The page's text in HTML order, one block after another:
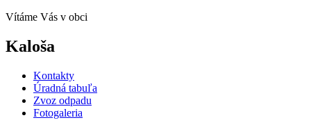
Vítáme Vás v obci
Kaloša
Kontakty
Úradná tabuľa
Zvoz odpadu
Fotogaleria